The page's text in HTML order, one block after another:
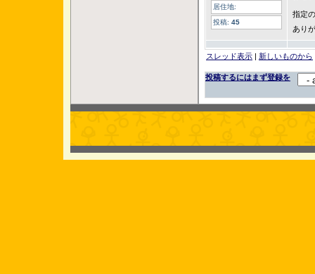
居住地:
投稿: 45
指定
あり
スレッド表示 | 新しいものから
投稿するにはまず登録を